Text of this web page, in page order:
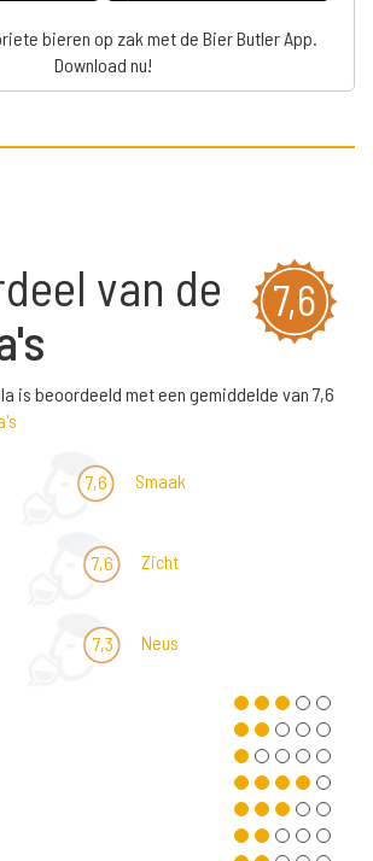
bieren op zak met de Bier Butler App.
Download nu!
7,6
van de
is beoordeeld met een gemiddelde van 7,6
7,6 Smaak
7,6 Zicht
7,3 Neus